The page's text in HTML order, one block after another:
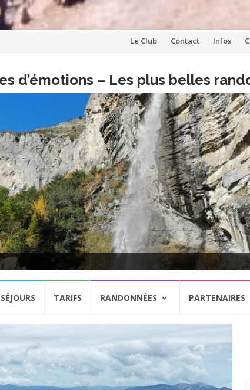
Aller
contenu
Le Club Contact Infos
d’émotions – Les plus belles
SÉJOURS TARIFS RANDONNÉES PARTENAIRES